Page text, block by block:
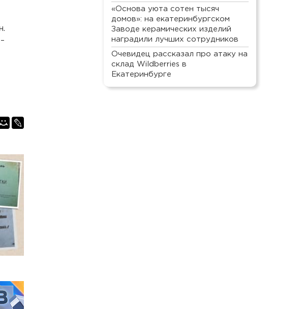
«Основа уюта сотен тысяч
домов»: на екатеринбургском
Заводе керамических изделий
наградили лучших сотрудников
Очевидец рассказал про атаку на
склад Wildberries в
Екатеринбурге